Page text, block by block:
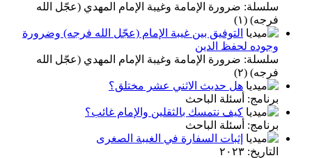
سلسلة: ضرورة الإمامة وغيبة الإمام المهدي (عجّل الله
فرجه) (١)
التوفيق بين غيبة الإمام (عجّل الله فرجه) وضرورة
وجوده لحفظ الدين
سلسلة: ضرورة الإمامة وغيبة الإمام المهدي (عجّل الله
فرجه) (٢)
هل حديث الاثني عشر مختلق؟
برنامج: أسئلة الباحث
كيف نتمسك بالثقلين والإمام غائب؟
برنامج: أسئلة الباحث
إثبات السفارة في الغيبة الصغرى
التاريخ: ٢٠٢٣